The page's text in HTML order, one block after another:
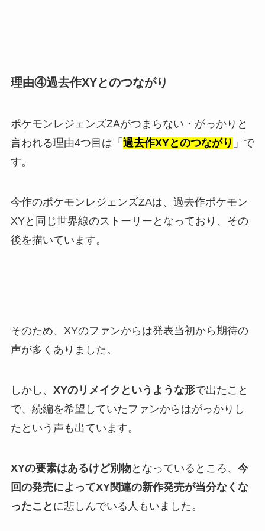
理由④過去作XYとのつながり
ポケモンレジェンズZAがつまらない・がっかりと
言われる理由4つ目は「 過去作XYとのつながり 」で
す。
今作のポケモンレジェンズZAは、過去作ポケモン
XYと同じ世界線のストーリーとなっており、その
後を描いています。
そのため、XYのファンからは発表当初から期待の
声が多くありました。
しかし、 XYのリメイクというような形で出たこと
で、続編を希望していたファンからはがっかりし
たという声も出ています。
XYの要素はあるけど別物となっているところ、 今
回の発売によってXY関連の新作発売が当分なくな
ったこと に悲しんでいる人もいました。